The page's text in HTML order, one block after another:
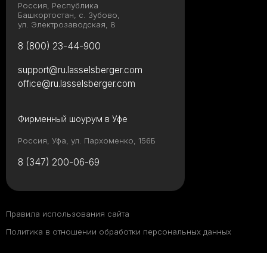
Россия, Республика
Башкортостан, с. Зубово,
ул. Электрозаводская, 8
8 (800) 23-44-900
Фирменный шоурум в Уфе
Россия, Уфа, ул. Пархоменко, 156Б
8 (347) 200-06-69
support@ru.lasselsberger.com
office@ru.lasselsberger.com
Правила использования сайта
Политика в отношении обработки персональных данных